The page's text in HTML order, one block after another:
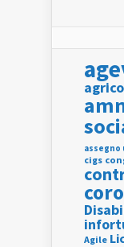
assegno
cigs
Agile